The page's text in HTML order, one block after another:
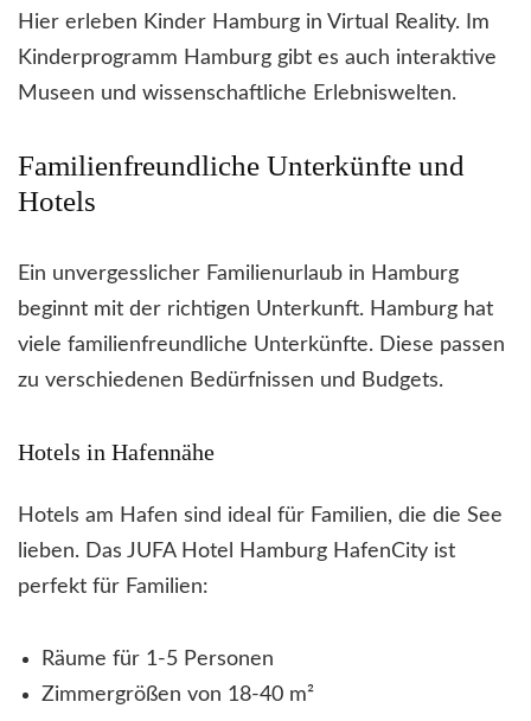
Hier erleben Kinder Hamburg in Virtual Reality. Im
Kinderprogramm Hamburg gibt es auch interaktive
Museen und wissenschaftliche Erlebniswelten.
Familienfreundliche Unterkünfte und
Hotels
Ein unvergesslicher Familienurlaub in Hamburg
beginnt mit der richtigen Unterkunft. Hamburg hat
viele familienfreundliche Unterkünfte. Diese passen
zu verschiedenen Bedürfnissen und Budgets.
Hotels in Hafennähe
Hotels am Hafen sind ideal für Familien, die die See
lieben. Das JUFA Hotel Hamburg HafenCity ist
perfekt für Familien:
Räume für 1-5 Personen
Zimmergrößen von 18-40 m²